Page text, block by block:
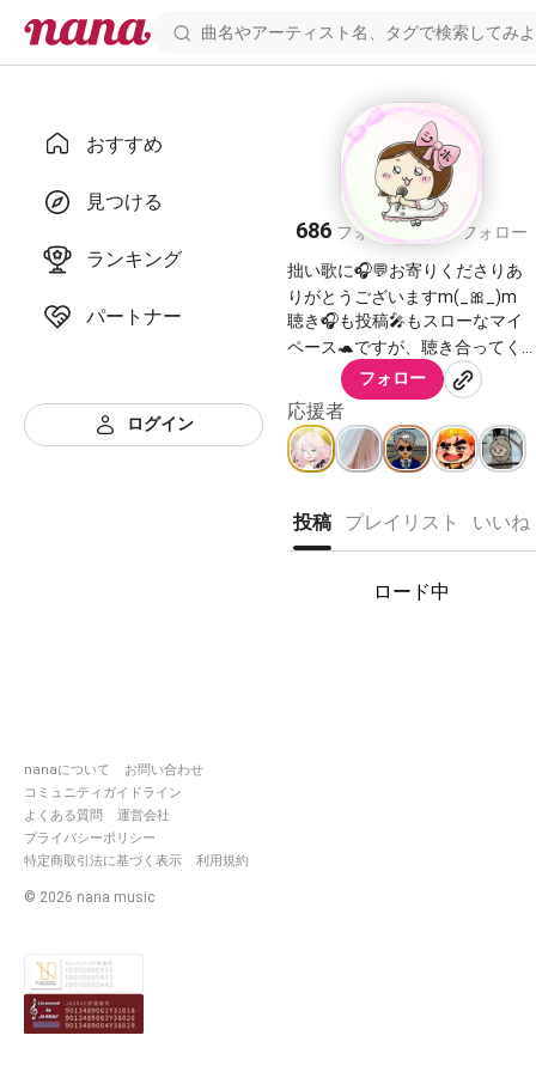
おすすめ
見つける
ランキング
パートナー
ログイン
nanaについて
お問い合わせ
コミュニティガイドライン
よくある質問
運営会社
プライバシーポリシー
特定商取引法に基づく表示
利用規約
© 2026 nana music
シ ホ ꒰🎀꒱
686 フォロワー356 フォロー
拙い歌に🎧💬お寄りくださりあ
りがとうございますm(_🎀_)m
聴き🎧も投稿🎤もスローなマイ
ペース🐢ですが、聴き合ってく
れるフレ様に感謝しつつ、フラ
リnanaに現れ遊ばせてもらって
ますﾍ(;_;ﾍ) ｱｿﾝﾃﾞｪ
過去に量産したエアハモ、お役
に立てそなものあればどぞどぞ
です🤲🏻🤤
です🫠🥹🙏🙏
フォロー
応援者
投稿 プレイリスト いいね
ロード中